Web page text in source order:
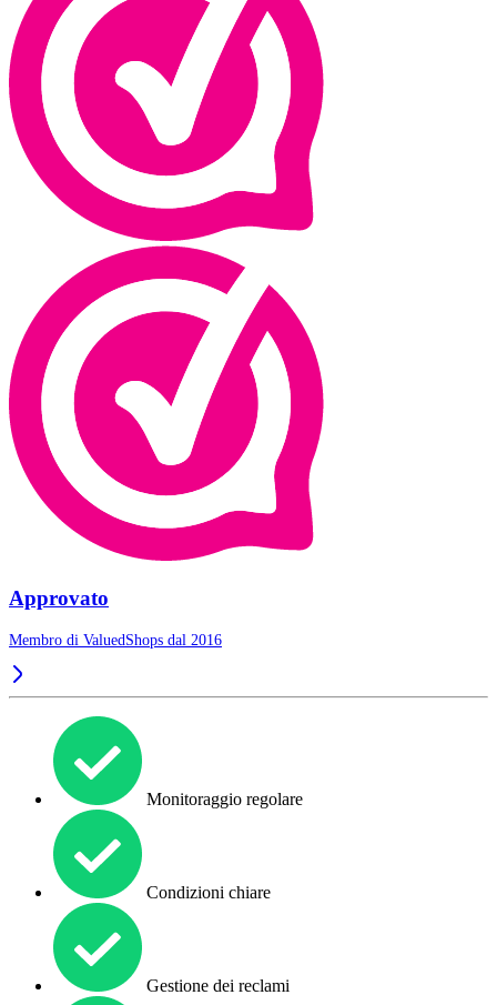
Approvato
Membro di ValuedShops dal 2016
Monitoraggio regolare
Condizioni chiare
Gestione dei reclami